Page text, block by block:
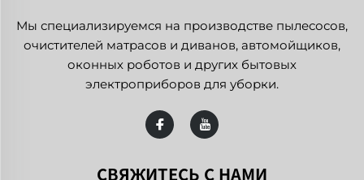
Мы специализируемся на производстве пылесосов,
очистителей матрасов и диванов, автомойщиков,
оконных роботов и других бытовых
электроприборов для уборки.
СВЯЖИТЕСЬ С НАМИ